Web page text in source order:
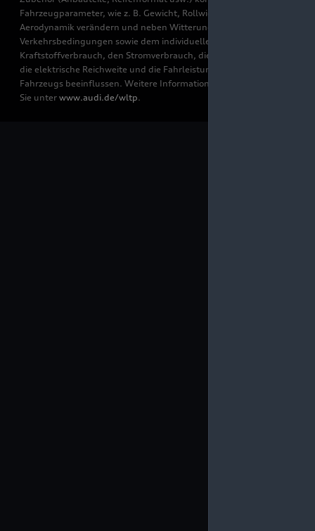
Fahrzeugparameter, wie z. B. Gewicht, Rollwiderstand und
Aerodynamik verändern und neben Witterungs- und
Verkehrsbedingungen sowie dem individuellen Fahrverhalten den
Kraftstoffverbrauch, den Stromverbrauch, die CO₂-Emissionen,
die elektrische Reichweite und die Fahrleistungswerte eines
Fahrzeugs beeinflussen. Weitere Informationen zu WLTP finden
Sie unter www.audi.de/wltp.